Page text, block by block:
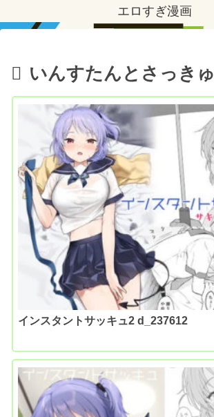
エロすぎ漫画
いんすたんとさっきゅ
インスタントサッキュ2 d_237612